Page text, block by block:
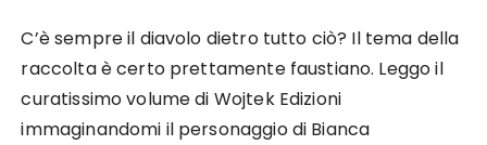
C’è sempre il diavolo dietro tutto ciò? Il tema della
raccolta è certo prettamente faustiano. Leggo il
curatissimo volume di Wojtek Edizioni
immaginandomi il personaggio di Bianca